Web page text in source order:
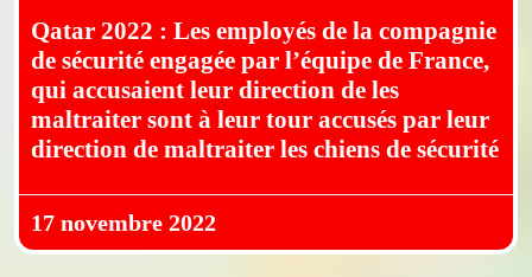
Qatar 2022 : Les employés de la compagnie
de sécurité engagée par l’équipe de France,
qui accusaient leur direction de les
maltraiter sont à leur tour accusés par leur
direction de maltraiter les chiens de sécurité
17 novembre 2022